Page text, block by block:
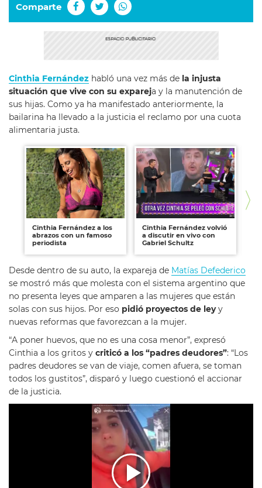
Comparte
Cinthia Fernández habló una vez más de la injusta
situación que vive con su expareja y la manutención de
sus hijas. Como ya ha manifestado anteriormente, la
bailarina ha llevado a la justicia el reclamo por una cuota
alimentaria justa.
Cinthia Fernández a los
abrazos con un famoso
periodista
Cinthia Fernández volvió
a discutir en vivo con
Gabriel Schultz
Desde dentro de su auto, la expareja de Matías Defederico
se mostró más que molesta con el sistema argentino que
no presenta leyes que amparen a las mujeres que están
solas con sus hijos. Por eso pidió proyectos de leyy
nuevas reformas que favorezcan a la mujer.
“A poner huevos, que no es una cosa menor”, expresó
Cinthia a los gritos y criticó a los “padres deudores”: “Los
padres deudores se van de viaje, comen afuera, se toman
todos los gustitos”, disparó y luego cuestionó el accionar
de la justicia.